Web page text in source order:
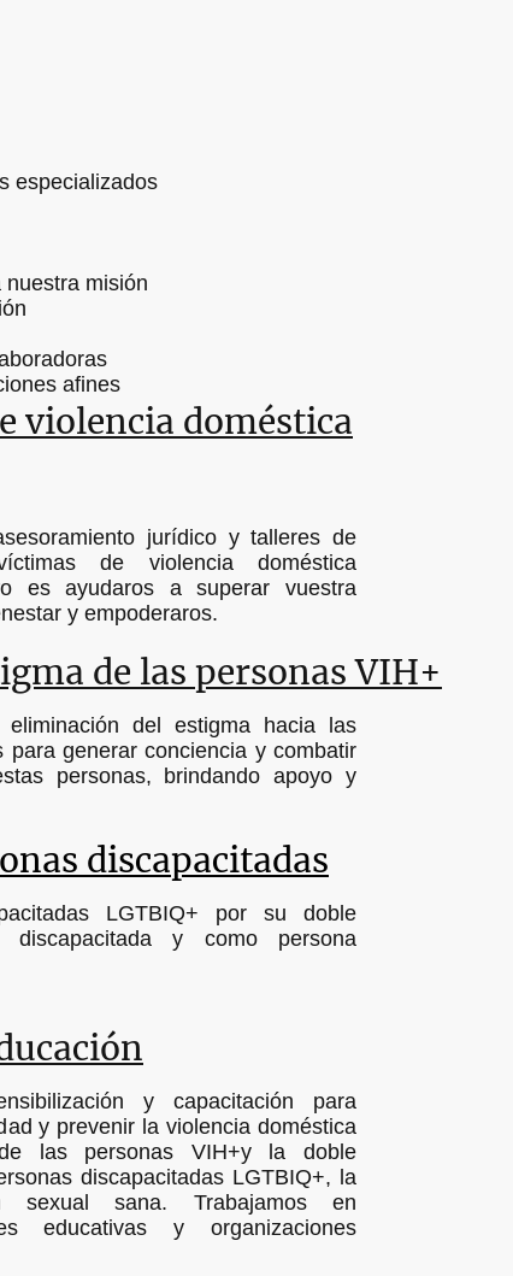
especializados
nuestra misión
afines
violencia doméstica
jurídico y talleres de
de violencia doméstica
es ayudaros a superar vuestra
y empoderaros.
de las personas VIH+
del estigma hacia las
para generar conciencia y combatir
personas, brindando apoyo y
discapacitadas
LGTBIQ+ por su doble
discapacitada y como persona
y capacitación para
y prevenir la violencia doméstica
las personas VIH+y la doble
discapacitadas LGTBIQ+, la
sexual sana. Trabajamos en
educativas y organizaciones